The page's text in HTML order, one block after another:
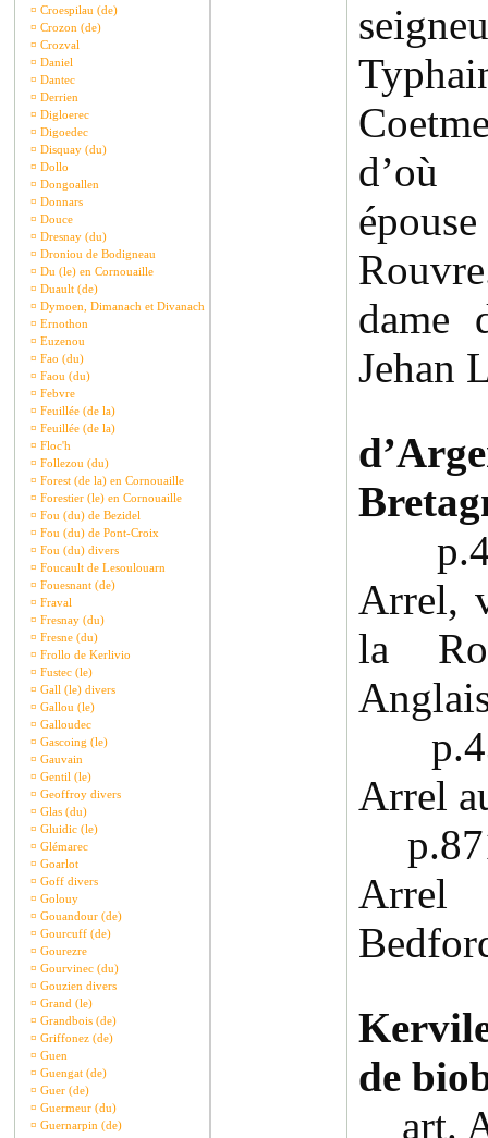
¤ Croespilau (de)
¤ Crozon (de)
¤ Crozval
¤ Daniel
¤ Dantec
¤ Derrien
¤ Digloerec
¤ Digoedec
¤ Disquay (du)
¤ Dollo
¤ Dongoallen
¤ Donnars
¤ Douce
¤ Dresnay (du)
¤ Droniou de Bodigneau
¤ Du (le) en Cornouaille
¤ Duault (de)
¤ Dymoen, Dimanach et Divanach
¤ Ernothon
¤ Euzenou
¤ Fao (du)
¤ Faou (du)
¤ Febvre
¤ Feuillée (de la)
¤ Feuillée (de la)
¤ Floc'h
¤ Follezou (du)
¤ Forest (de la) en Cornouaille
¤ Forestier (le) en Cornouaille
¤ Fou (du) de Bezidel
¤ Fou (du) de Pont-Croix
¤ Fou (du) divers
¤ Foucault de Lesoulouarn
¤ Fouesnant (de)
¤ Fraval
¤ Fresnay (du)
¤ Fresne (du)
¤ Frollo de Kerlivio
¤ Fustec (le)
¤ Gall (le) divers
¤ Gallou (le)
¤ Galloudec
¤ Gascoing (le)
¤ Gauvain
¤ Gentil (le)
¤ Geoffroy divers
¤ Glas (du)
¤ Gluidic (le)
¤ Glémarec
¤ Goarlot
¤ Goff divers
¤ Golouy
¤ Gouandour (de)
¤ Gourcuff (de)
¤ Gourezre
¤ Gourvinec (du)
¤ Gouzien divers
¤ Grand (le)
¤ Grandbois (de)
¤ Griffonez (de)
¤ Guen
¤ Guengat (de)
¤ Guer (de)
¤ Guermeur (du)
¤ Guernarpin (de)
d’où
dame
Jehan
Arrel,
la
Arrel
de
art.